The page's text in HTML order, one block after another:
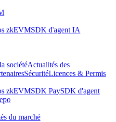
zkEVMSDK d'agent IA
sociétéActualités des
SécuritéLicences & Permis
zkEVMSDK PaySDK d'agent
du marché